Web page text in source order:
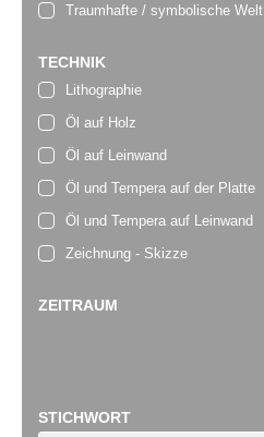
Traumhafte / symbolische Welt
TECHNIK
Lithographie
Öl auf Holz
Öl auf Leinwand
Öl und Tempera auf der Platte
Öl und Tempera auf Leinwand
Zeichnung - Skizze
ZEITRAUM
STICHWORT